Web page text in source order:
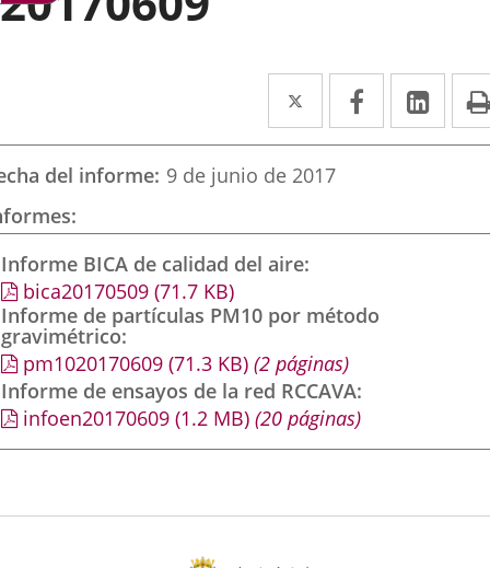
Twitter
Enlace
a
una
externa.
Facebook
Enlace
a
externa.
a
del informe 9 de junio de 2017
Informe BICA de calidad del aire
bica20170509 (71.7 KB)
Informe de partículas PM10 por método
gravimétrico
pm1020170609 (71.3 KB) (2 páginas)
Informe de ensayos de la red RCCAVA
infoen20170609 (1.2 MB) (20 páginas)